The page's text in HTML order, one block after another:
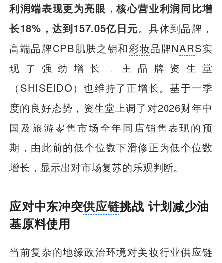
利润端表现更为亮眼，核心营业利润同比增
长18%，达到157.05亿日元。具体到品牌，
高端品牌CPB肌肤之钥和彩妆品牌NARS实
现了强劲增长，主品牌资生堂
（SHISEIDO）也维持了正增长。基于一季
度的良好态势，资生堂上调了对2026财年中
国及旅游零售市场全年同店销售表现的预
期，由此前的低个位数下滑修正为低个位数
增长，显示出对市场复苏的乐观判断。
应对中东冲突供应链挑战 计划减少油
基原料使用
当前复杂的地缘政治环境对美妆行业供应链